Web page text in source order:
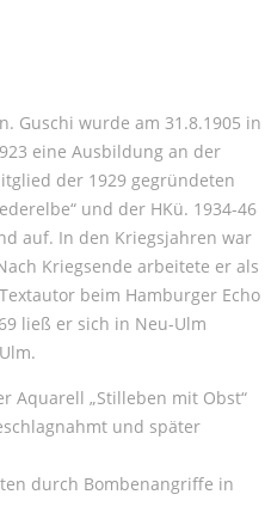
Guschi wurde am 31.8.1905 in
eine Ausbildung an der
der 1929 gegründeten
und der HKü. 1934-46
auf. In den Kriegsjahren war
Kriegsende arbeitete er als
beim Hamburger Echo
ließ er sich in Neu-Ulm
Aquarell „Stilleben mit Obst“
und später
durch Bombenangriffe in